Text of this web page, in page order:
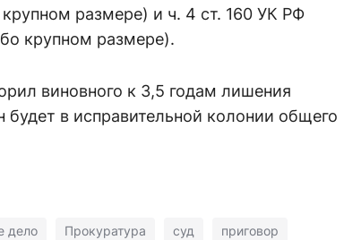
размере) и ч. 4 ст. 160 УК РФ
крупном размере).
виновного к 3,5 годам лишения
в исправительной колонии общего
дело Прокуратура суд приговор